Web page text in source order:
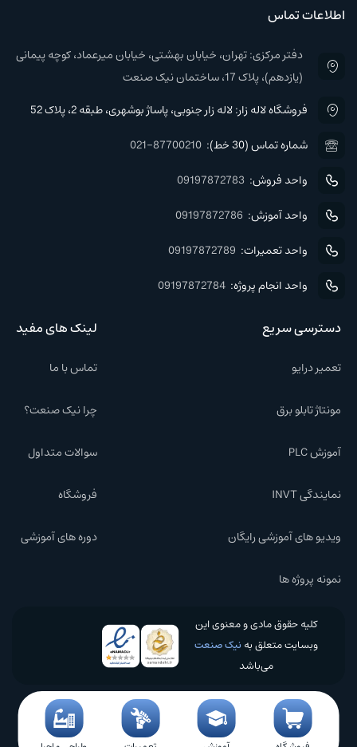
اطلاعات تماس
دفتر مرکزی: تهران، خیابان بهشتی، خیابان میرعماد، کوچه پیمانی
(یازدهم)، پلاک 17، ساختمان نیک صنعت
فروشگاه لاله زار: لاله زار جنوبی، پاساژ بوشهری، طبقه 2، پلاک 52
شماره تماس (30 خط):
021-87700210
واحد فروش: 09197872783
واحد آموزش: 09197872786
واحد تعمیرات: 09197872789
واحد انجام پروژه: 09197872784
دسترسی سریع
تعمیر درایو
مونتاژ تابلو برق
آموزش PLC
نمایندگی INVT
ویدیو های آموزشی رایگان
نمونه پروژه ها
لینک های مفید
تماس با ما
چرا نیک صنعت؟
سوالات متداول
فروشگاه
دوره های آموزشی
کلیه حقوق مادی و معنوی این
وبسایت متعلق بهنیک صنعت
می‌باشد